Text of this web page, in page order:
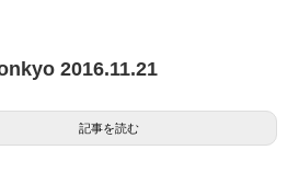
2016.11.21
記事を読む